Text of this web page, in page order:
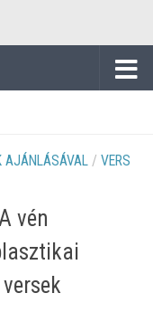
AJÁNLÁSÁVAL / VERS
vén